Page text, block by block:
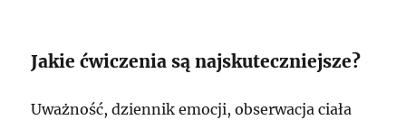
Jakie ćwiczenia są najskuteczniejsze?
Uważność, dziennik emocji, obserwacja ciała